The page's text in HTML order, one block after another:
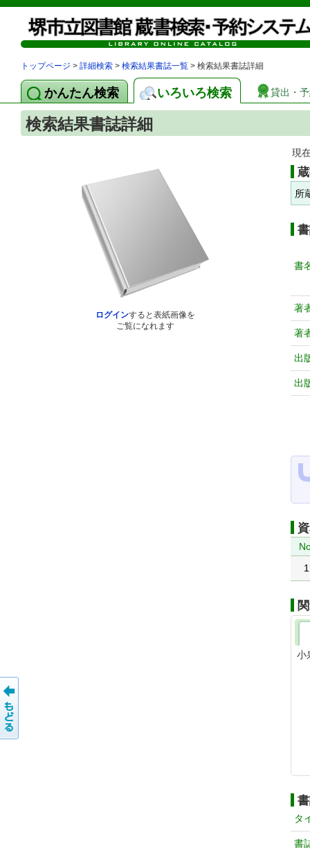
トップページ > 詳細検索 > 検索結果書誌一覧 > 検索結果書誌詳細
かんたん検索 いろいろ検索 貸出・
検索結果書誌詳細
ログインすると表紙画像を
ご覧になれます
現
所
書
著
著
出
出
1
小
タ
書